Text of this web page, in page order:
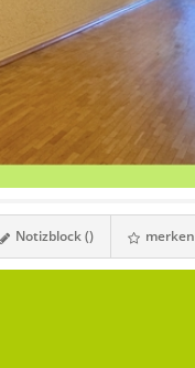
Notizblock () merken